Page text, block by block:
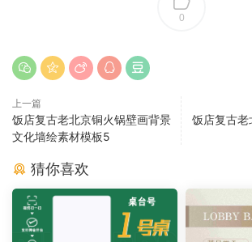
0
上一篇
饭店复古老北京铜火锅壁画背景
文化墙绘素材模板5
饭店复古
猜你喜欢